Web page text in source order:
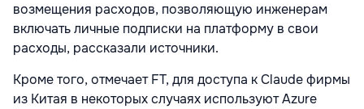
возмещения расходов, позволяющую инженерам
включать личные подписки на платформу в свои
расходы, рассказали источники.
Кроме того, отмечает FT, для доступа к Claude фирмы
из Китая в некоторых случаях используют Azure